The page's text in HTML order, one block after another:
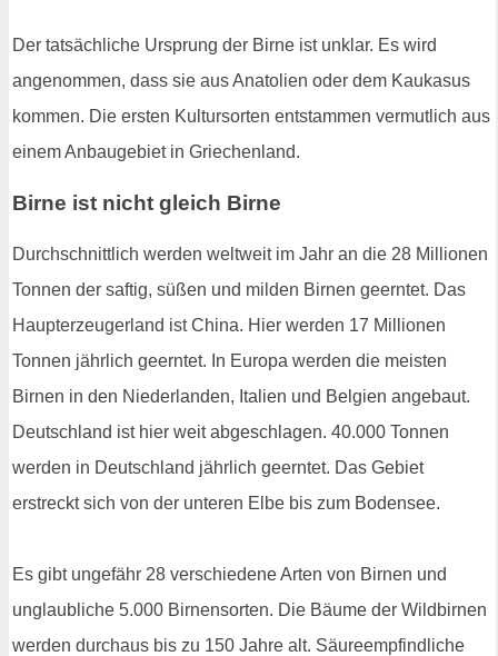
Der tatsächliche Ursprung der Birne ist unklar. Es wird
angenommen, dass sie aus Anatolien oder dem Kaukasus
kommen. Die ersten Kultursorten entstammen vermutlich aus
einem Anbaugebiet in Griechenland.
Birne ist nicht gleich Birne
Durchschnittlich werden weltweit im Jahr an die 28 Millionen
Tonnen der saftig, süßen und milden Birnen geerntet. Das
Haupterzeugerland ist China. Hier werden 17 Millionen
Tonnen jährlich geerntet. In Europa werden die meisten
Birnen in den Niederlanden, Italien und Belgien angebaut.
Deutschland ist hier weit abgeschlagen. 40.000 Tonnen
werden in Deutschland jährlich geerntet. Das Gebiet
erstreckt sich von der unteren Elbe bis zum Bodensee.
Es gibt ungefähr 28 verschiedene Arten von Birnen und
unglaubliche 5.000 Birnensorten. Die Bäume der Wildbirnen
werden durchaus bis zu 150 Jahre alt. Säureempfindliche